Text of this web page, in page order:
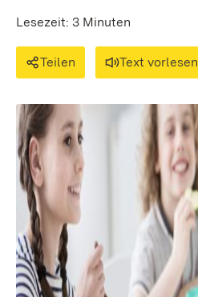
Lesezeit: 3 Minuten
Teilen Text vorlesen